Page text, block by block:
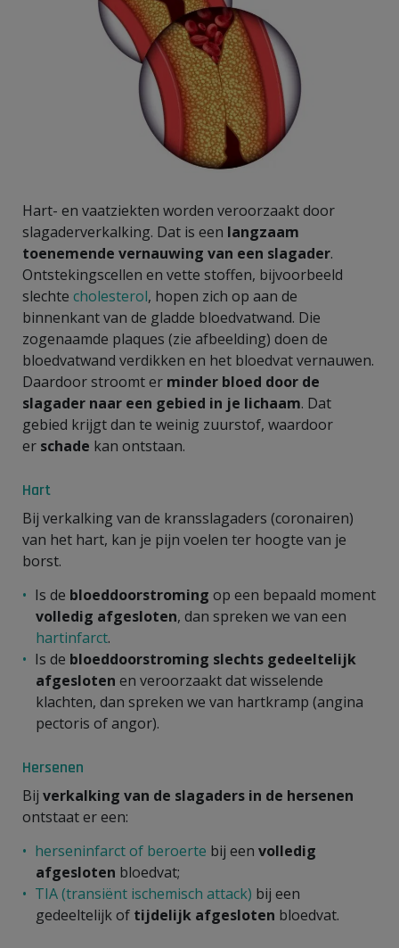
Hart- en vaatziekten worden veroorzaakt door
slagaderverkalking. Dat is een langzaam
toenemende vernauwing van een slagader.
Ontstekingscellen en vette stoffen, bijvoorbeeld
slechte cholesterol, hopen zich op aan de
binnenkant van de gladde bloedvatwand. Die
zogenaamde plaques (zie afbeelding) doen de
bloedvatwand verdikken en het bloedvat vernauwen.
Daardoor stroomt er minder bloed door de
slagader naar een gebied in je lichaam. Dat
gebied krijgt dan te weinig zuurstof, waardoor
er schade kan ontstaan.
Hart
Bij verkalking van de kransslagaders (coronairen)
van het hart, kan je pijn voelen ter hoogte van je
borst.
Is de bloeddoorstroming op een bepaald moment
volledig afgesloten, dan spreken we van een
hartinfarct.
Is de bloeddoorstroming slechts gedeeltelijk
afgesloten en veroorzaakt dat wisselende
klachten, dan spreken we van hartkramp (angina
pectoris of angor).
Hersenen
Bij verkalking van de slagaders in de hersenen
ontstaat er een:
herseninfarct of beroerte bij een volledig
afgesloten bloedvat;
TIA (transiënt ischemisch attack) bij een
gedeeltelijk of tijdelijk afgesloten bloedvat.